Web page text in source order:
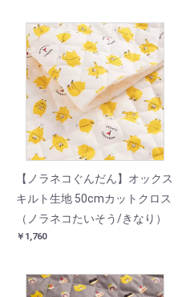
【ノラネコぐんだん】オックス
キルト生地 50cmカットクロス
（ノラネコたいそう/きなり）
￥1,760